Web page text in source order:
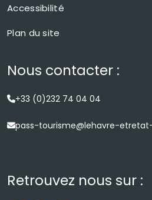
Accessibilité
Plan du site
Nous contacter :
+33 (0)232 74 04 04
pass-tourisme@lehavre-
Retrouvez nous sur :